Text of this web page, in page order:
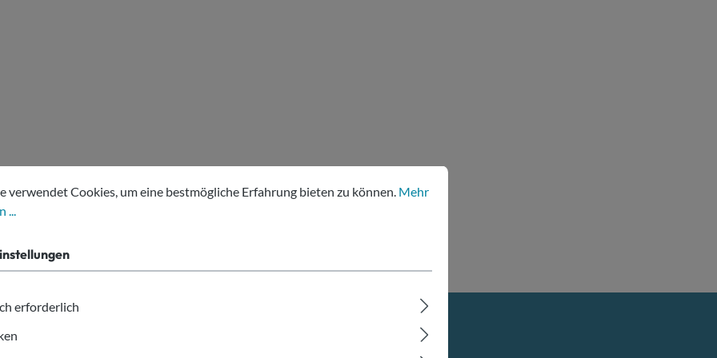
Cookies, um eine bestmögliche Erfahrung bieten zu können.
Mehr Informationen ...
verwendet Cookies, um eine bestmögliche Erfahrung bieten zu können. Mehr
erforderlich